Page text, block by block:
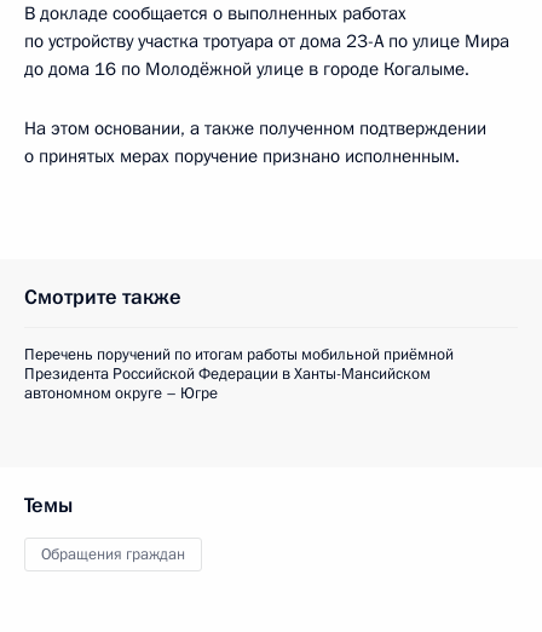
В докладе сообщается о выполненных работах
по устройству участка тротуара от дома 23-А по улице Мира
до дома 16 по Молодёжной улице в городе Когалыме.
На этом основании, а также полученном подтверждении
о принятых мерах поручение признано исполненным.
Смотрите также
Перечень поручений по итогам работы мобильной приёмной
Президента Российской Федерации в Ханты-Мансийском
автономном округе – Югре
Темы
Обращения граждан